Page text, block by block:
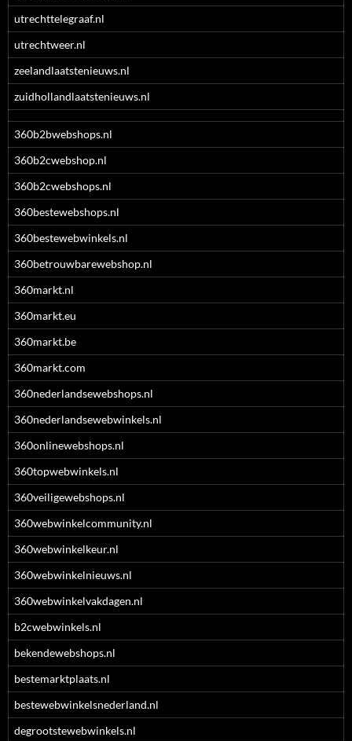
utrechttelegraaf.nl
utrechtweer.nl
zeelandlaatstenieuws.nl
zuidhollandlaatstenieuws.nl
360b2bwebshops.nl
360b2cwebshop.nl
360b2cwebshops.nl
360bestewebshops.nl
360bestewebwinkels.nl
360betrouwbarewebshop.nl
360markt.nl
360markt.eu
360markt.be
360markt.com
360nederlandsewebshops.nl
360nederlandsewebwinkels.nl
360onlinewebshops.nl
360topwebwinkels.nl
360veiligewebshops.nl
360webwinkelcommunity.nl
360webwinkelkeur.nl
360webwinkelnieuws.nl
360webwinkelvakdagen.nl
b2cwebwinkels.nl
bekendewebshops.nl
bestemarktplaats.nl
bestewebwinkelsnederland.nl
degrootstewebwinkels.nl